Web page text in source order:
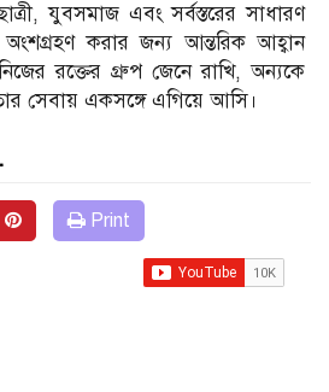
যুবসমাজ এবং সর্বস্তরের সাধারণ
অংশগ্রহণ করার জন্য আন্তরিক আহ্বান
রক্তের গ্রুপ জেনে রাখি, অন্যকে
সেবায় একসঙ্গে এগিয়ে আসি।
Print